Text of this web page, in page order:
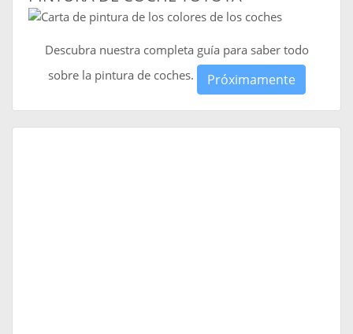
Descubra nuestra completa guía para saber todo
sobre la pintura de coches.
Próximamente